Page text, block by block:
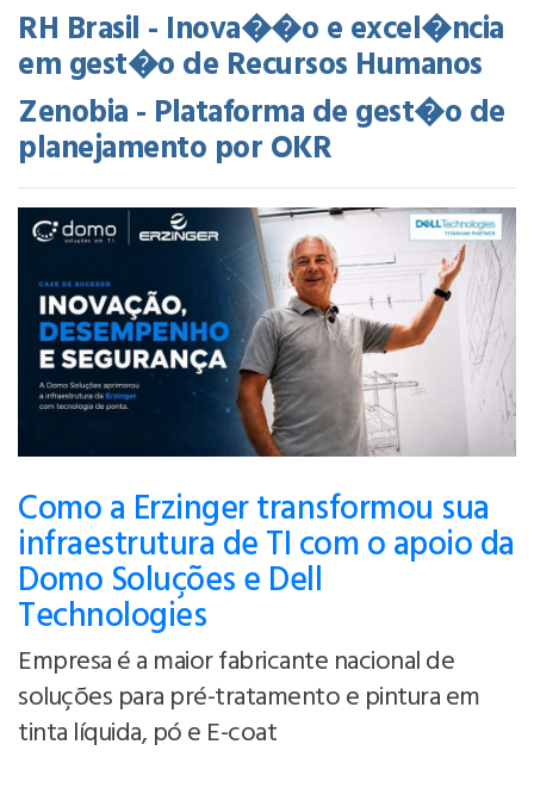
RH Brasil - Inova��o e excel�ncia
em gest�o de Recursos Humanos
Zenobia - Plataforma de gest�o de
planejamento por OKR
Como a Erzinger transformou sua
infraestrutura de TI com o apoio da
Domo Soluções e Dell
Technologies
Empresa é a maior fabricante nacional de
soluções para pré-tratamento e pintura em
tinta líquida, pó e E-coat